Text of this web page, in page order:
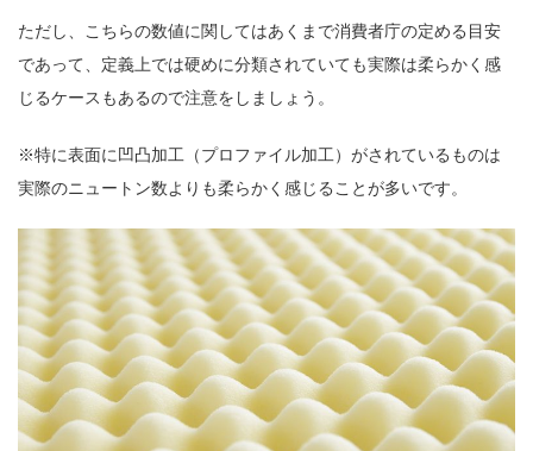
ただし、こちらの数値に関してはあくまで消費者庁の定める目安
であって、定義上では硬めに分類されていても実際は柔らかく感
じるケースもあるので注意をしましょう。
※特に表面に凹凸加工（プロファイル加工）がされているものは
実際のニュートン数よりも柔らかく感じることが多いです。